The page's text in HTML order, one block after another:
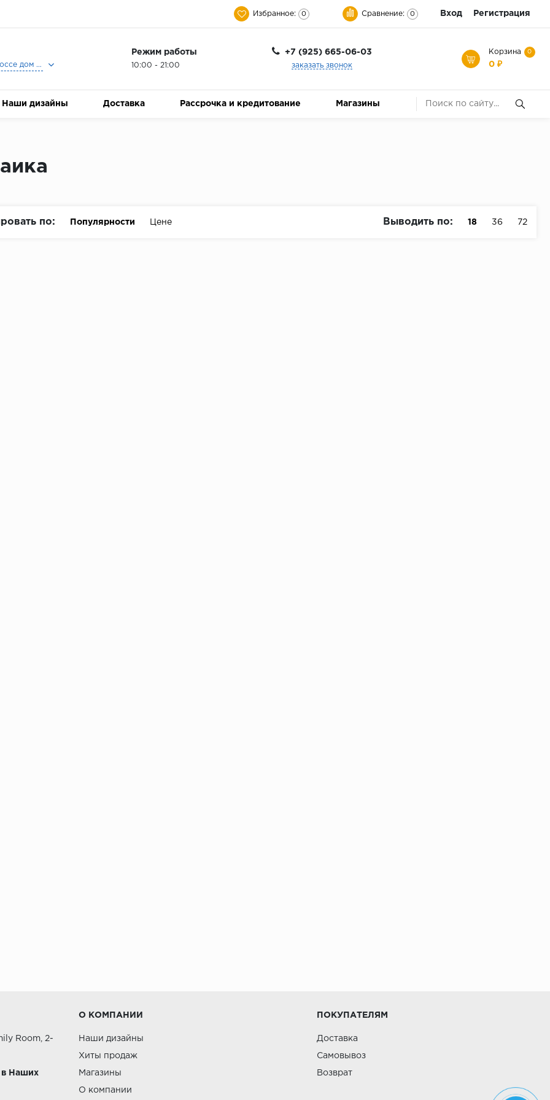
Избранное: 0 Сравнение: 0 Вход Регистрация
Москва, Ленинградское шоссе дом 25, Торговый Центр Family Room, 2-ой этаж, Магазин Керамический Бум.
Режим работы
10:00 - 21:00
+7 (925) 665-06-03
заказать звонок
Корзина 0
0 ₽
Наши дизайны Доставка Рассрочка и кредитование Магазины
по: Популярности Цене Выводить по: 18 36 72
Room, 2-
в Наших
О КОМПАНИИ
Наши дизайны
Хиты продаж
Магазины
О компании
ПОКУПАТЕЛЯМ
Доставка
Самовывоз
Возврат